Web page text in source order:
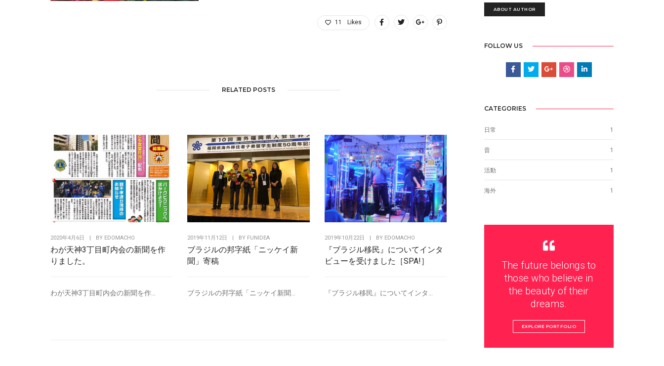
11 Likes
RELATED POSTS
2020年4月6日 | BY EDOMACHO
わが天神3丁目町内会の新聞を作
りました。
わが天神3丁目町内会の新聞を作...
2019年11月12日 | BY FUNIDEA
ブラジルの邦字紙「ニッケイ新
聞」寄稿
ブラジルの邦字紙「ニッケイ新聞...
2019年10月22日 | BY EDOMACHO
『ブラジル移民』についてインタ
ビューを受けました［SPA!］
『ブラジル移民』についてインタ...
ABOUT AUTHOR
FOLLOW US
CATEGORIES
日常 1
昔 1
活動 1
海外 1
The future belongs to
those who believe in
the beauty of their
dreams.
EXPLORE PORTFOLIO